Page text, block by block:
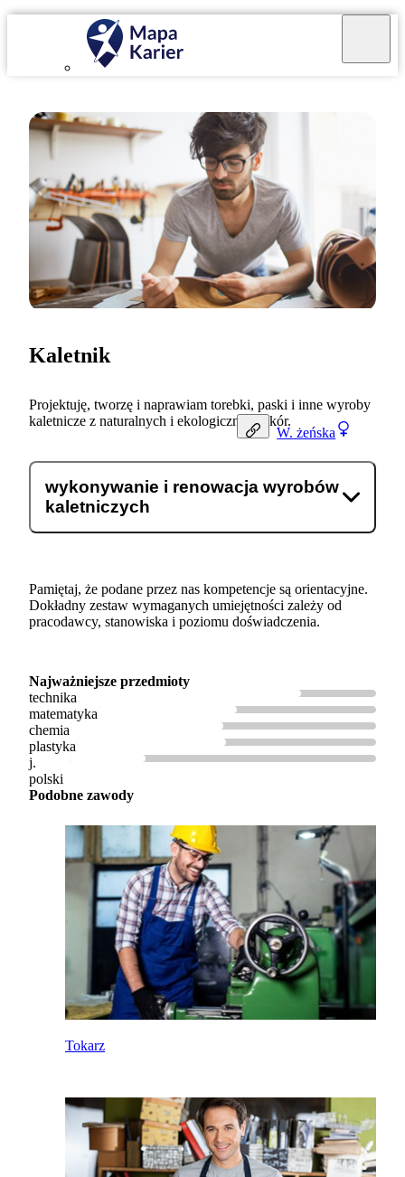
W. żeńska
Kaletnik
Projektuję, tworzę i naprawiam torebki, paski i inne wyroby
kaletnicze z naturalnych i ekologicznych skór.
wykonywanie i renowacja wyrobów
kaletniczych
Pamiętaj, że podane przez nas kompetencje są orientacyjne.
Dokładny zestaw wymaganych umiejętności zależy od
pracodawcy, stanowiska i poziomu doświadczenia.
Najważniejsze przedmioty
technika
matematyka
chemia
plastyka
j.
polski
Podobne zawody
Tokarz